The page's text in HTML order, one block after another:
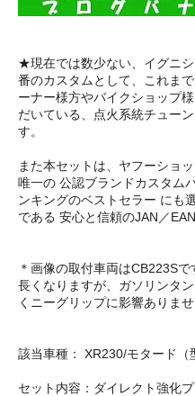
★現在では数少ない、イグニ
番のカスタムとして、これま
ーナー様方やバイクショップ
だいている、点火系統チュー
す。
また本セットは、ヤフーショ
唯一の 公認ブランドカスタム
ンキングのベストセラー にも
である 安心と信頼のJAN／
＊画像の取付車両はCB223S
長くなりますが、ガソリンタ
くニーグリップに影響ありま
該当車種： XR230/モタード（
セット内容：ダイレクト強化